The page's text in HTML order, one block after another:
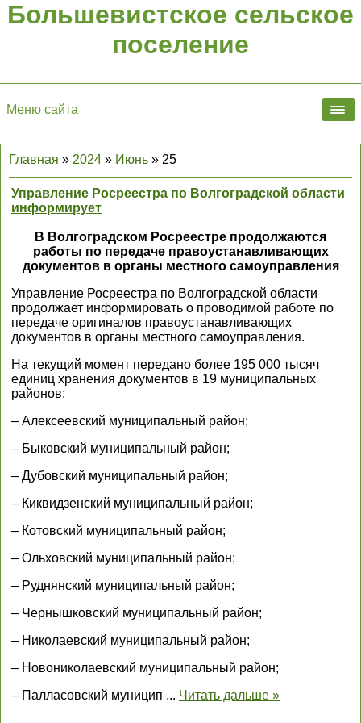
Большевистское сельское
поселение
Меню сайта
Главная » 2024 » Июнь » 25
Управление Росреестра по Волгоградской области
информирует
В Волгоградском Росреестре продолжаются
работы по передаче правоустанавливающих
документов в органы местного самоуправления
Управление Росреестра по Волгоградской области
продолжает информировать о проводимой работе по
передаче оригиналов правоустанавливающих
документов в органы местного самоуправления.
На текущий момент передано более 195 000 тысяч
единиц хранения документов в 19 муниципальных
районов:
– Алексеевский муниципальный район;
– Быковский муниципальный район;
– Дубовский муниципальный район;
– Киквидзенский муниципальный район;
– Котовский муниципальный район;
– Ольховский муниципальный район;
– Руднянский муниципальный район;
– Чернышковский муниципальный район;
– Николаевский муниципальный район;
– Новониколаевский муниципальный район;
– Палласовский муницип ... Читать дальше »